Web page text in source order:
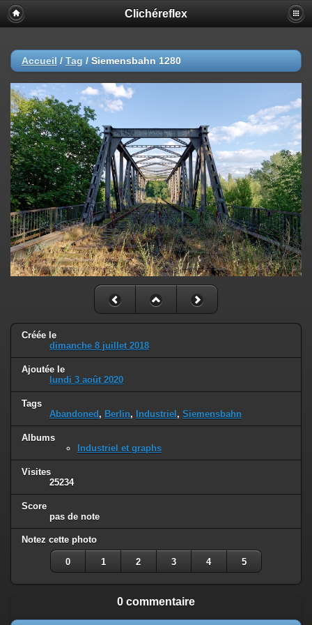
Clichéreflex
Accueil / Tag / Siemensbahn 1280
Créée le
dimanche 8 juillet 2018
Ajoutée le
lundi 3 août 2020
Tags
Abandoned , Berlin, Industriel , Siemensbahn
Albums
Industriel et graphs
Visites
25234
Score
pas de note
Notez cette photo
0 1 2 3 4 5
0 commentaire